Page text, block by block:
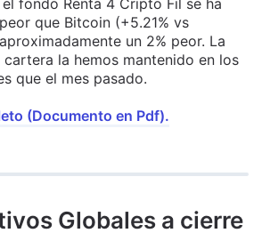
que Bitcoin (+5.21% vs
un 2% peor. La
la hemos mantenido en los
que el mes pasado.
(Documento en Pdf).
Globales a cierre